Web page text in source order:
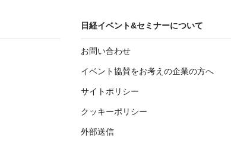
日経イベント&セミナーについて
お問い合わせ
イベント協賛をお考えの企業の方へ
サイトポリシー
クッキーポリシー
外部送信